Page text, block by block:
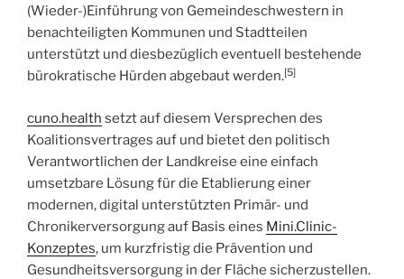
(Wieder-)Einführung von Gemeindeschwestern in
benachteiligten Kommunen und Stadtteilen
unterstützt und diesbezüglich eventuell bestehende
bürokratische Hürden abgebaut werden.[5]
cuno.health setzt auf diesem Versprechen des
Koalitionsvertrages auf und bietet den politisch
Verantwortlichen der Landkreise eine einfach
umsetzbare Lösung für die Etablierung einer
modernen, digital unterstützten Primär- und
Chronikerversorgung auf Basis eines Mini.Clinic-
Konzeptes, um kurzfristig die Prävention und
Gesundheitsversorgung in der Fläche sicherzustellen.